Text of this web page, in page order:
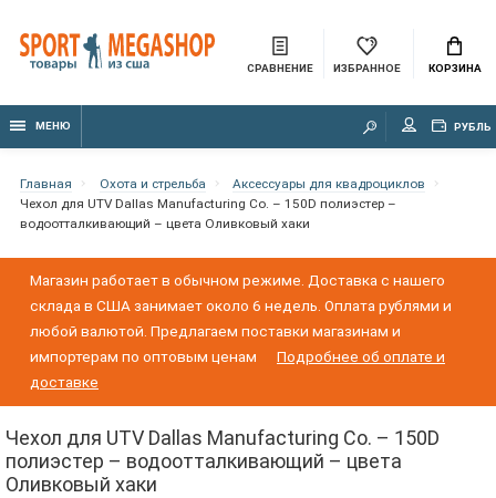
СРАВНЕНИЕ ИЗБРАННОЕ КОРЗИНА
МЕНЮ РУБЛЬ
Главная Охота и стрельба
Аксессуары для квадроциклов
Чехол для UTV Dallas Manufacturing Co. – 150D полиэстер –
водоотталкивающий – цвета Оливковый хаки
Магазин работает в обычном режиме. Доставка с нашего
склада в США занимает около 6 недель. Оплата рублями и
любой валютой. Предлагаем поставки магазинам и
импортерам по оптовым ценам
Подробнее об оплате и
доставке
Чехол для UTV Dallas Manufacturing Co. – 150D
полиэстер – водоотталкивающий – цвета
Оливковый хаки